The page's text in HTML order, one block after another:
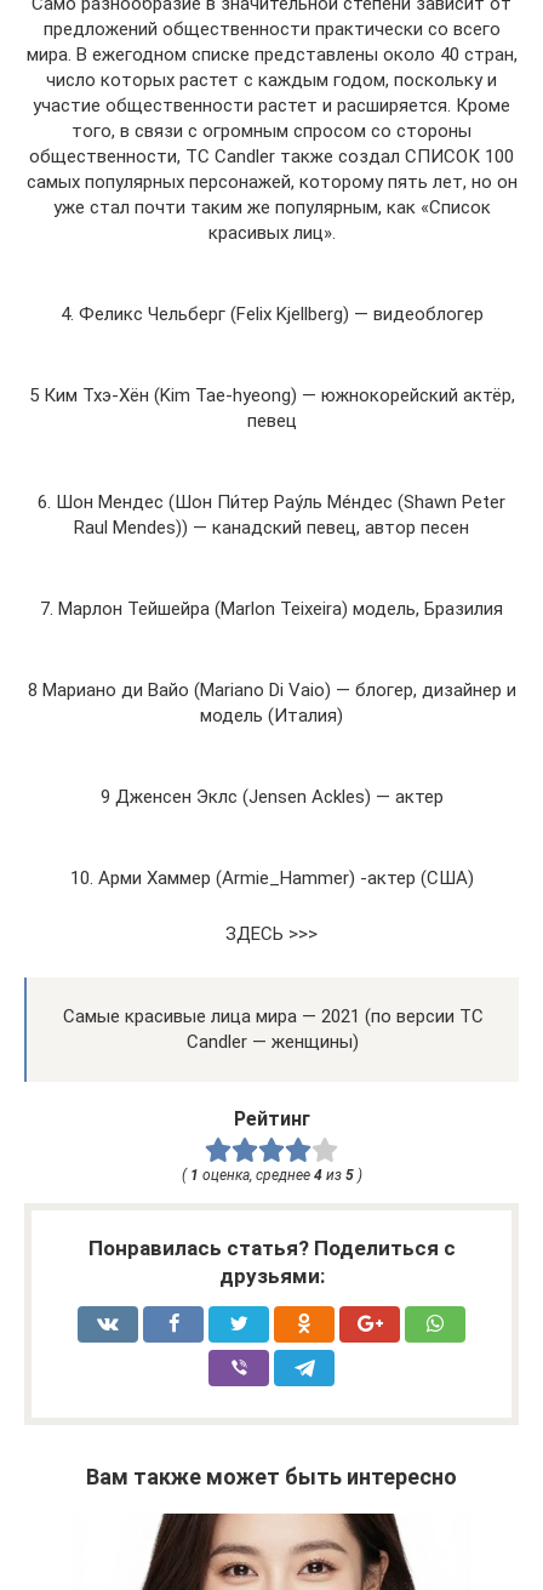
предложений общественности практически со всего
мира. В ежегодном списке представлены около 40 стран,
число которых растет с каждым годом, поскольку и
участие общественности растет и расширяется. Кроме
того, в связи с огромным спросом со стороны
общественности, TC Candler также создал СПИСОК 100
самых популярных персонажей, которому пять лет, но он
уже стал почти таким же популярным, как «Список
красивых лиц».
4. Феликс Чельберг (Felix Kjellberg) — видеоблогер
5 Ким Тхэ-Хён (Kim Tae-hyeong) — южнокорейский актёр,
певец
6. Шон Мендес (Шон Пи́тер Рау́ль Ме́ндес (Shawn Peter
Raul Mendes)) — канадский певец, автор песен
7. Марлон Тейшейра (Marlon Teixeira) модель, Бразилия
8 Мариано ди Вайо (Mariano Di Vaio) — блогер, дизайнер и
модель (Италия)
9 Дженсен Эклс (Jensen Ackles) — актер
10. Арми Хаммер (Armie_Hammer) -актер (США)
ЗДЕСЬ >>>
Самые красивые лица мира — 2021 (по версии TC
Candler — женщины)
Рейтинг
( 1 оценка, среднее 4из 5)
Понравилась статья? Поделиться с
друзьями:
Вам также может быть интересно